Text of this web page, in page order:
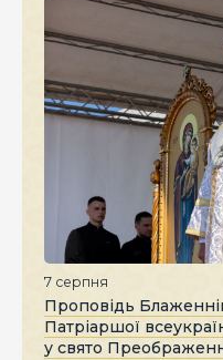
7 серпня
Проповідь
Патріаршої
у свято